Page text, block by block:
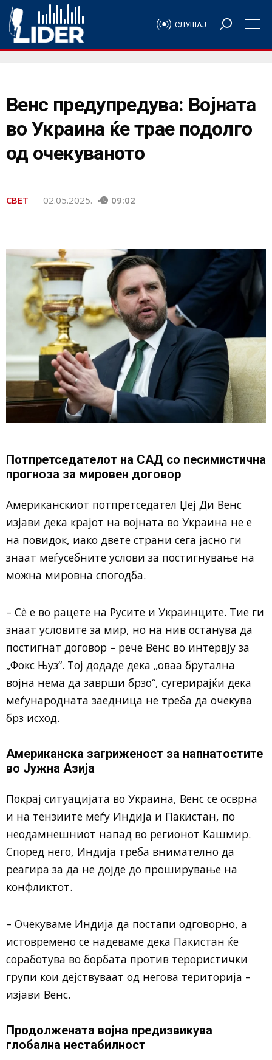
СЛУШАЈ
Венс предупредува: Војната
во Украина ќе трае подолго
од очекуваното
СВЕТ 02.05.2025. 09:02
Потпретседателот на САД со песимистична
прогноза за мировен договор
Американскиот потпретседател Џеј Ди Венс
изјави дека крајот на војната во Украина не е
на повидок, иако двете страни сега јасно ги
знаат меѓусебните услови за постигнување на
можна мировна спогодба.
– Сѐ е во рацете на Русите и Украинците. Тие ги
знаат условите за мир, но на нив останува да
постигнат договор – рече Венс во интервју за
„Фокс Њуз“. Тој додаде дека „оваа брутална
војна нема да заврши брзо“, сугерирајќи дека
меѓународната заедница не треба да очекува
брз исход.
Американска загриженост за напнатостите
во Јужна Азија
Покрај ситуацијата во Украина, Венс се осврна
и на тензиите меѓу Индија и Пакистан, по
неодамнешниот напад во регионот Кашмир.
Според него, Индија треба внимателно да
реагира за да не дојде до проширување на
конфликтот.
– Очекуваме Индија да постапи одговорно, а
истовремено се надеваме дека Пакистан ќе
соработува во борбата против терористички
групи кои дејствуваат од негова територија –
изјави Венс.
Продолжената војна предизвикува
глобална нестабилност